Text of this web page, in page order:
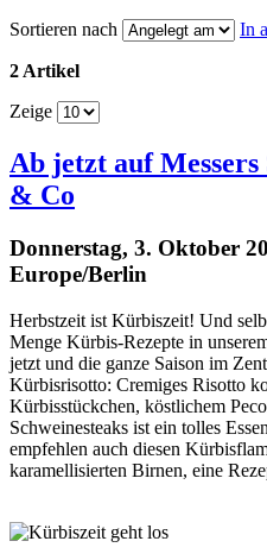
Sortieren nach
In
2 Artikel
Zeige
Ab jetzt auf
& Co
Donnerstag, 3. Oktober
Europe/Berlin
Herbstzeit ist Kürbiszeit! Und
Menge Kürbis-Rezepte in
jetzt und die ganze Saison im
Kürbisrisotto: Cremiges Risotto
Kürbisstückchen, köstlichem
Schweinesteaks ist ein tolles
empfehlen auch diesen
karamellisierten Birnen, eine